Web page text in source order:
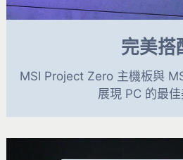
完美搭
MSI Project Zero 主機板與
展現 PC 的最佳